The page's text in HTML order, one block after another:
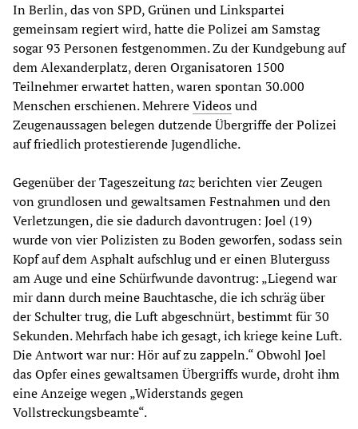
In Berlin, das von SPD, Grünen und Linkspartei
gemeinsam regiert wird, hatte die Polizei am Samstag
sogar 93 Personen festgenommen. Zu der Kundgebung auf
dem Alexanderplatz, deren Organisatoren 1500
Teilnehmer erwartet hatten, waren spontan 30.000
Menschen erschienen. MehrereVideosund
Zeugenaussagen belegen dutzende Übergriffe der Polizei
auf friedlich protestierende Jugendliche.
Gegenüber der Tageszeitungtazberichten vier Zeugen
von grundlosen und gewaltsamen Festnahmen und den
Verletzungen, die sie dadurch davontrugen: Joel (19)
wurde von vier Polizisten zu Boden geworfen, sodass sein
Kopf auf dem Asphalt aufschlug und er einen Bluterguss
am Auge und eine Schürfwunde davontrug: „Liegend war
mir dann durch meine Bauchtasche, die ich schräg über
der Schulter trug, die Luft abgeschnürt, bestimmt für 30
Sekunden. Mehrfach habe ich gesagt, ich kriege keine Luft.
Die Antwort war nur: Hör auf zu zappeln.“ Obwohl Joel
das Opfer eines gewaltsamen Übergriffs wurde, droht ihm
eine Anzeige wegen „Widerstands gegen
Vollstreckungsbeamte“.